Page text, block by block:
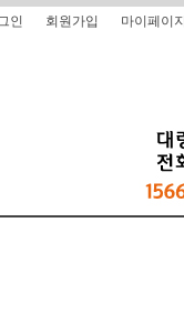
인 회원가입 마이페이지